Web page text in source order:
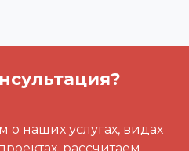
о наших услугах, видах